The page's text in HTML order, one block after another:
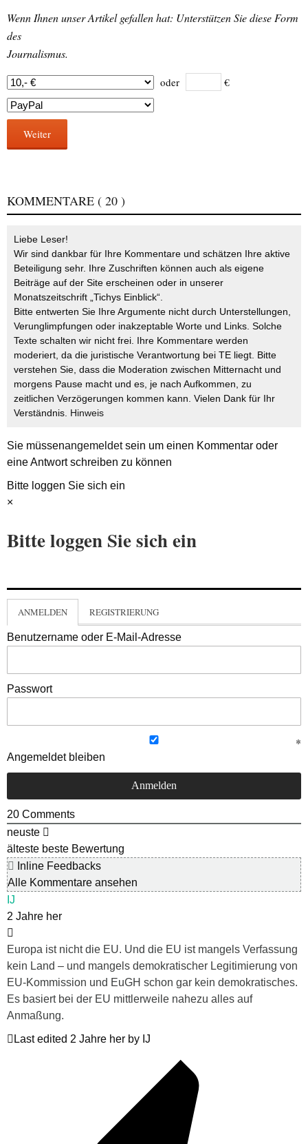
Wenn Ihnen unser Artikel gefallen hat: Unterstützen Sie diese Form
des
Journalismus.
oder €
Weiter
KOMMENTARE ( 20 )
Liebe Leser!
Wir sind dankbar für Ihre Kommentare und schätzen Ihre aktive
Beteiligung sehr. Ihre Zuschriften können auch als eigene
Beiträge auf der Site erscheinen oder in unserer
Monatszeitschrift „Tichys Einblick“.
Bitte entwerten Sie Ihre Argumente nicht durch Unterstellungen,
Verunglimpfungen oder inakzeptable Worte und Links. Solche
Texte schalten wir nicht frei. Ihre Kommentare werden
moderiert, da die juristische Verantwortung bei TE liegt. Bitte
verstehen Sie, dass die Moderation zwischen Mitternacht und
morgens Pause macht und es, je nach Aufkommen, zu
zeitlichen Verzögerungen kommen kann. Vielen Dank für Ihr
Verständnis. Hinweis
Sie müssenangemeldetsein um einen Kommentar oder
eine Antwort schreiben zu können
Bitte loggen Sie sich ein
×
Bitte loggen Sie sich ein
ANMELDEN REGISTRIERUNG
Benutzername oder E-Mail-Adresse
Passwort
Angemeldet bleiben
20 Comments
neuste
älteste beste Bewertung
Inline Feedbacks
Alle Kommentare ansehen
IJ
2 Jahre her
Europa ist nicht die EU. Und die EU ist mangels Verfassung
kein Land – und mangels demokratischer Legitimierung von
EU-Kommission und EuGH schon gar kein demokratisches.
Es basiert bei der EU mittlerweile nahezu alles auf
Anmaßung.
Last edited 2 Jahre her by IJ